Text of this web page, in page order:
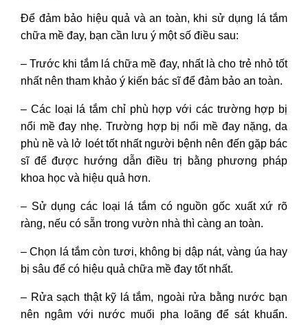
Để đảm bảo hiệu quả và an toàn, khi sử dụng lá tắm
chữa mề đay, bạn cần lưu ý một số điều sau:
– Trước khi tắm lá chữa mề đay, nhất là cho trẻ nhỏ tốt
nhất nên tham khảo ý kiến bác sĩ để đảm bảo an toàn.
– Các loại lá tắm chỉ phù hợp với các trường hợp bị
nổi mề đay nhẹ. Trường hợp bị nổi mề đay nặng, da
phù nề và lở loét tốt nhất người bệnh nên đến gặp bác
sĩ để được hướng dẫn điều trị bằng phương pháp
khoa học và hiệu quả hơn.
– Sử dụng các loại lá tắm có nguồn gốc xuất xứ rõ
ràng, nếu có sẵn trong vườn nhà thì càng an toàn.
– Chọn lá tắm còn tươi, không bị dập nát, vàng úa hay
bị sâu để có hiệu quả chữa mề đay tốt nhất.
– Rửa sạch thật kỹ lá tắm, ngoài rửa bằng nước bạn
nên ngâm với nước muối pha loãng để sát khuẩn.